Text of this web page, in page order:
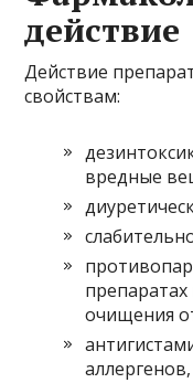
действие
Действие
свойствам:
вредные
очищения